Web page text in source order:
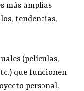
más amplias
tendencias,
(películas,
que funcionen
personal.